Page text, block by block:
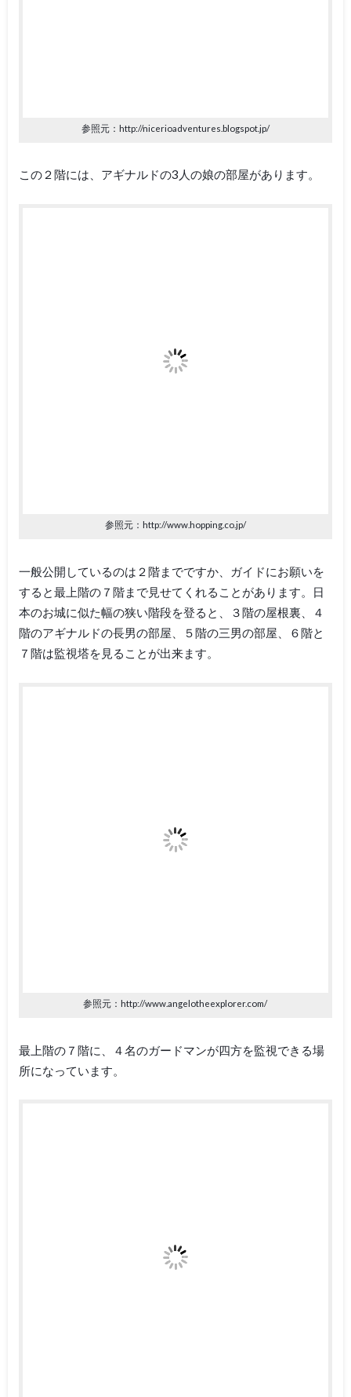
参照元：http://nicerioadventures.blogspot.jp/
この２階には、アギナルドの3人の娘の部屋があります。
参照元：http://www.hopping.co.jp/
一般公開しているのは２階までですか、ガイドにお願いを
すると最上階の７階まで見せてくれることがあります。日
本のお城に似た幅の狭い階段を登ると、３階の屋根裏、４
階のアギナルドの長男の部屋、５階の三男の部屋、６階と
７階は監視塔を見ることが出来ます。
参照元：http://www.angelotheexplorer.com/
最上階の７階に、４名のガードマンが四方を監視できる場
所になっています。